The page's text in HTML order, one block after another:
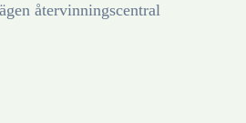
återvinningscentral